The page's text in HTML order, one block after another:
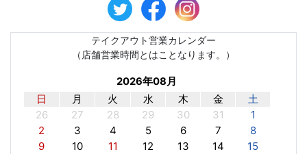
テイクアウト営業カレンダー
（店舗営業時間とはことなります。）
2026年08月
日 月 火 水 木 金
土
26
27 28 29 30 31
1
2
3 4 5 6 7
8
9
10 11 12 13 14
15